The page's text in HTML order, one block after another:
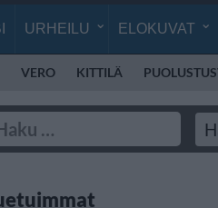
URHEILU ELOKUVAT
VERO KITTILÄ